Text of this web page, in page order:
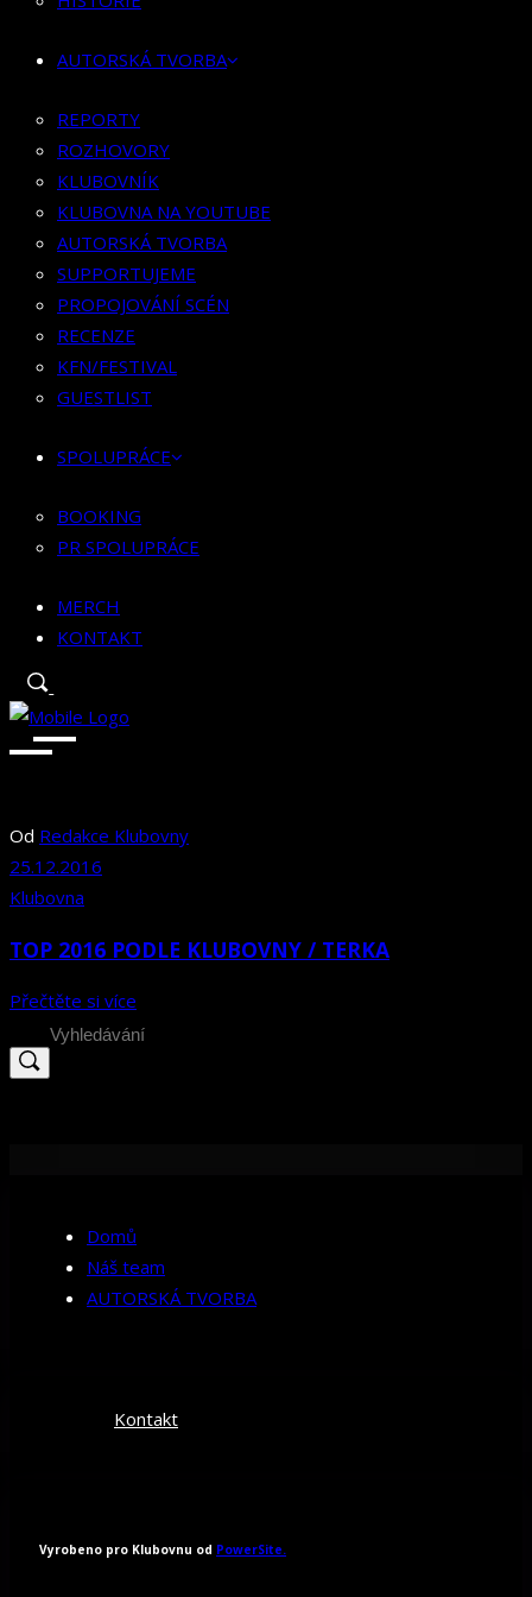
KLUBOVNA NA YOUTUBE
SUPPORTUJEME
PROPOJOVÁNÍ SCÉN
RECENZE
KFN/FESTIVAL
GUESTLIST
SPOLUPRÁCE
BOOKING
PR SPOLUPRÁCE
MERCH
AUTORSKÁ TVORBA
REPORTY
ROZHOVORY
KLUBOVNÍK
KLUBOVNA NA YOUTUBE
AUTORSKÁ TVORBA
SUPPORTUJEME
PROPOJOVÁNÍ SCÉN
RECENZE
KFN/FESTIVAL
GUESTLIST
SPOLUPRÁCE
BOOKING
PR SPOLUPRÁCE
MERCH
KONTAKT
Od Redakce Klubovny
25.12.2016
Klubovna
TOP 2016 PODLE KLUBOVNY / TERKA
Přečtěte si více
Search
for:
Domů
Náš team
AUTORSKÁ TVORBA
Kontakt
Vyrobeno pro Klubovnu od PowerSite.